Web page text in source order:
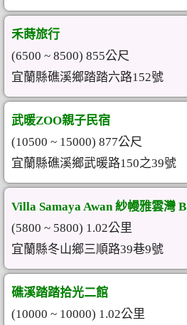
禾蒔旅行
(6500 ~ 8500) 855公尺
宜蘭縣礁溪鄉踏踏六路152號
武暖ZOO親子民宿
(10500 ~ 15000) 877公尺
宜蘭縣礁溪鄉武暖路150之39號
Villa Samaya Awan 紗幔雅雲灣 B
(5800 ~ 5800) 1.02公里
宜蘭縣冬山鄉三順路39巷9號
礁溪踏踏拾光二館
(10000 ~ 10000) 1.02公里